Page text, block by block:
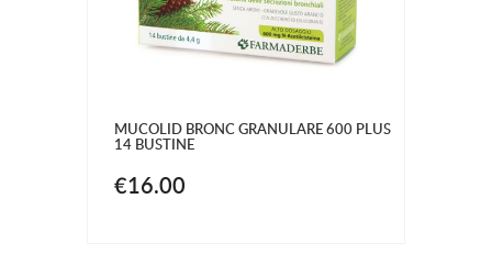
MUCOLID BRONC GRANULARE 600 PLUS
14 BUSTINE
€16.00